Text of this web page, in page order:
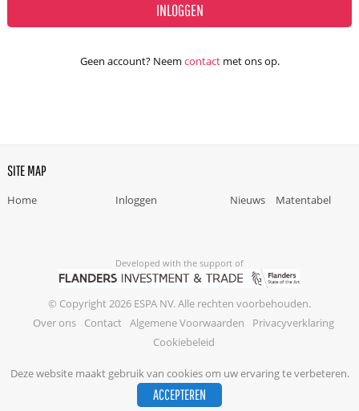
Deze website maakt gebruik van cookies om uw ervaring te verbeteren.
ACCEPTEREN
INLOGGEN
Geen account? Neem contactmet ons op.
SITE MAP
Home Inloggen Nieuws Matentabel
Developed with the support of
© Copyright 2026 ESPA NV. Alle rechten voorbehouden.
Over ons
Contact Algemene Voorwaarden
Privacyverklaring
Cookiebeleid